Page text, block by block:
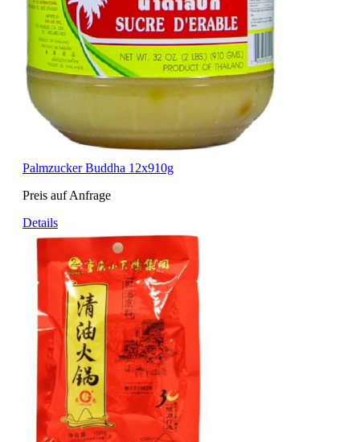
Palmzucker Buddha 12x910g
Preis auf Anfrage
Details